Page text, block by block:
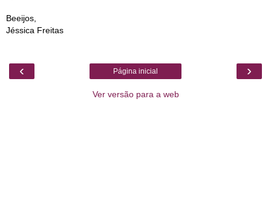
Beeijos,
Jéssica Freitas
‹ ›
Página inicial
Ver versão para a web